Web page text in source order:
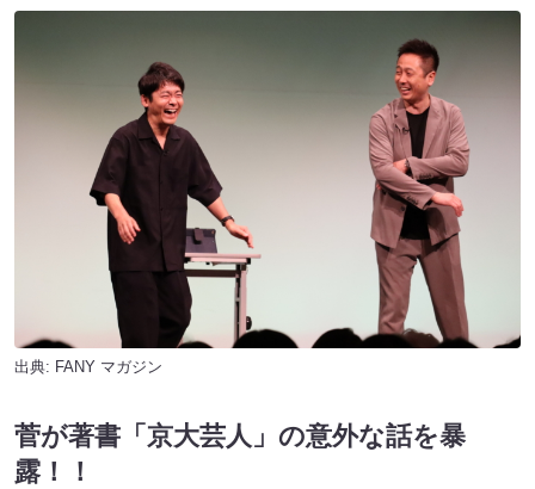
出典: FANY マガジン
菅が著書「京大芸人」の意外な話を暴
露！！